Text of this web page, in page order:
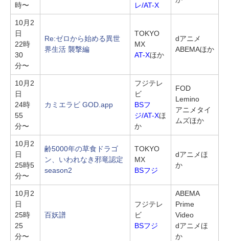
時〜
レ/AT-X
10月2
日
22時
30
分〜
Re:ゼロから始める異世
界生活 襲撃編
TOKYO
MX
AT-Xほか
dアニメ
ABEMAほか
10月2
日
24時
55
分〜
カミエラビ GOD.app
フジテレ
ビ
BSフ
ジ/AT-Xほ
か
FOD
Lemino
アニメタイ
ムズほか
10月2
日
25時5
分〜
齢5000年の草食ドラゴ
ン、いわれなき邪竜認定
season2
TOKYO
MX
BSフジ
dアニメほ
か
10月2
日
25時
25
分〜
百妖譜
フジテレ
ビ
BSフジ
ABEMA
Prime
Video
dアニメほ
か